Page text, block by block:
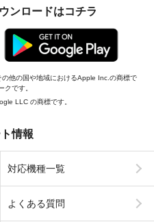
ンロードはコチラ
他の国や地域におけるApple Inc.の商標で
です。
LLC の商標です。
情報
対応機種一覧
よくある質問